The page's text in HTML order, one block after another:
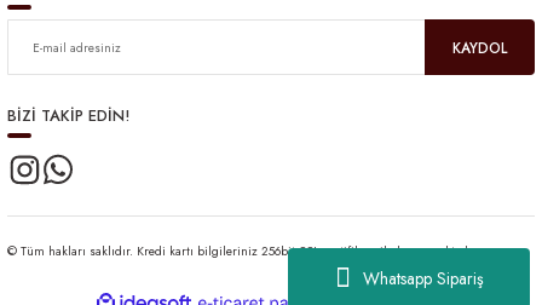
Whatsapp Sipariş
KAYDOL
BİZİ TAKİP EDİN!
© Tüm hakları saklıdır. Kredi kartı bilgileriniz 256bit SSL sertifikası ile korunmaktadır.
ideasoft